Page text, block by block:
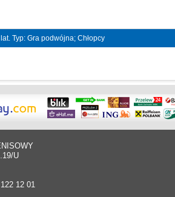
Typ: Gra podwójna; Chłopcy
U
12 01